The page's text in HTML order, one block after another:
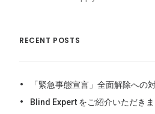
RECENT POSTS
「緊急事態宣言」全面解除への
Blind Expert をご紹介いただき